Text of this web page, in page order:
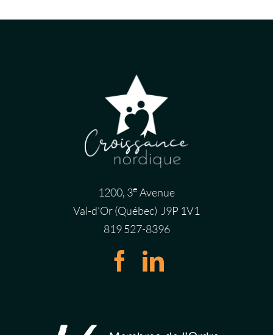
1200, 3e Avenue
Val-d’Or (Québec) J9P 1V1
819 527-8396